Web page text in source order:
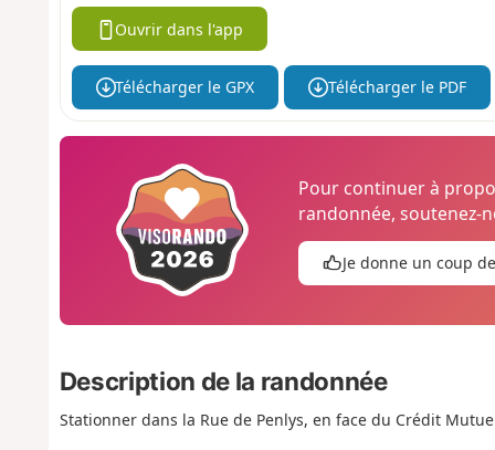
Ouvrir dans l'app
Télécharger le GPX Télécharger le PDF
Pour continuer à
randonnée, soutenez-
Je donne un coup
Description de la randonnée
Stationner dans la Rue de Penlys, en face du Crédit